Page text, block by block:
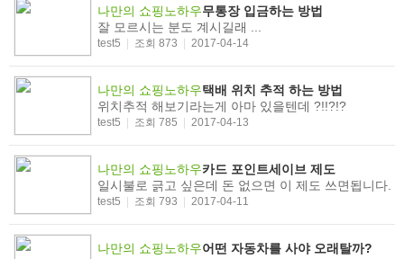
나만의 쇼핑노하우무통장 입금하는 방법
잘 모르시는 분도 계시길래 ...
test5 조회 873 2017-04-14
나만의 쇼핑노하우택배 위치 추적 하는 방법
위치추적 해보기라는게 아마 있을텐데 ?!!?!?
test5 조회 785 2017-04-13
나만의 쇼핑노하우카드 포인트세이브 제도
일시불로 긁고 싶은데 돈 없으면 이 제도 쓰면됩니다.
test5 조회 793 2017-04-11
나만의 쇼핑노하우어떤 자동차를 사야 오래탈까?